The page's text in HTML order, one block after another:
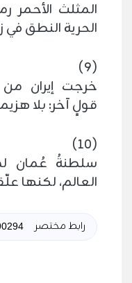
المثلث الأحمر
الحرية النطق
(9)
خرجت إيران من
قولٍ آخر: بلا
(10)
سلطنةُ عُمان
العالم، لكنها
رابط مختصر